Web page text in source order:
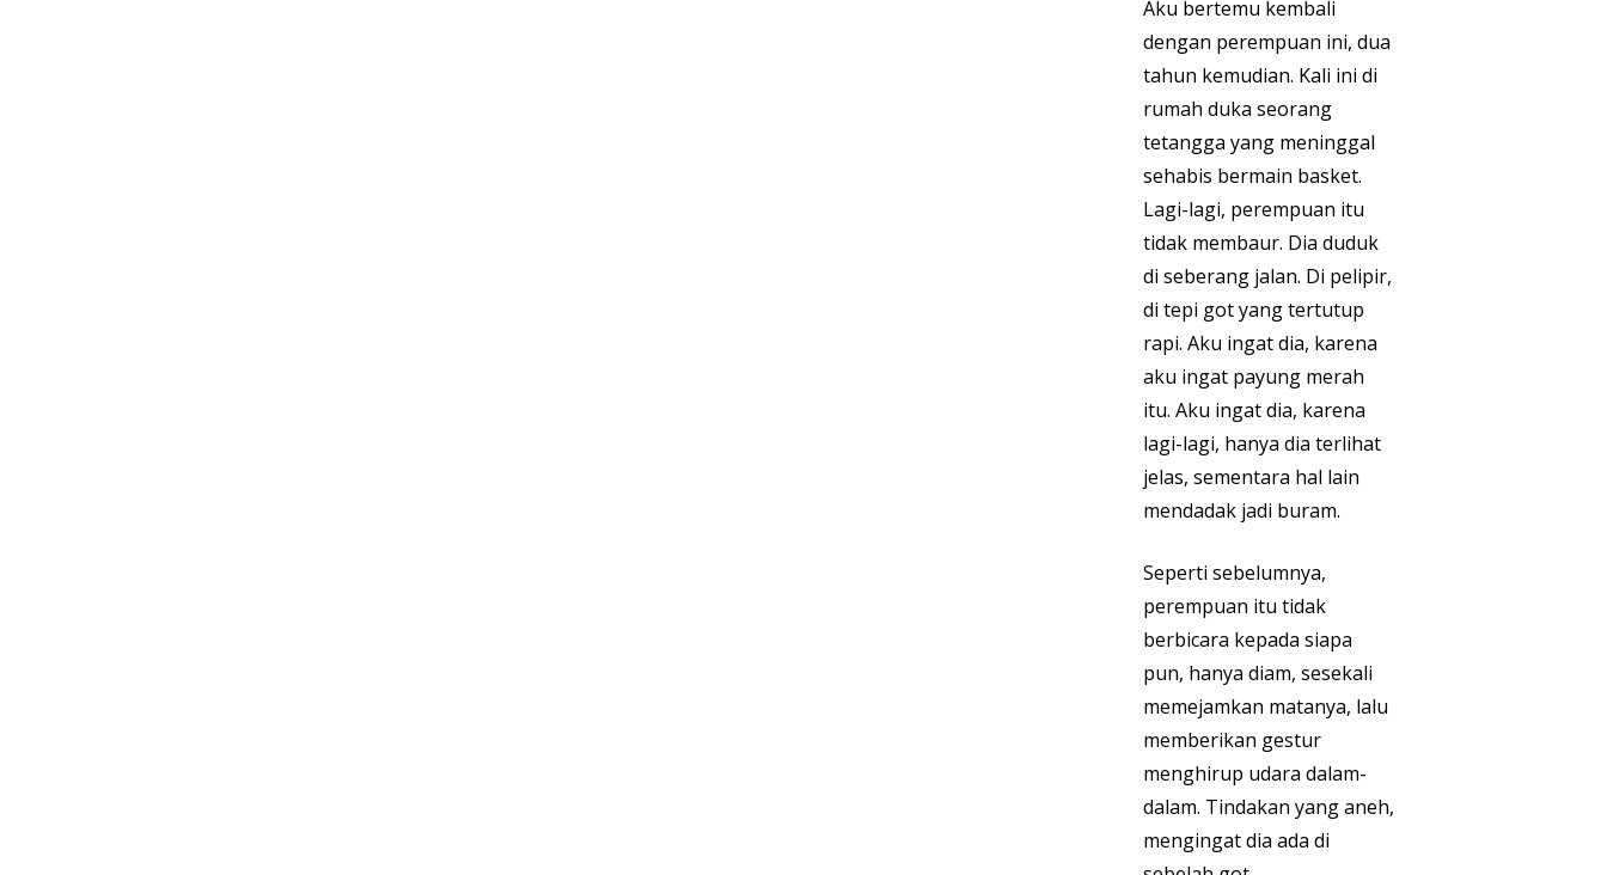
Aku bertemu kembali
dengan perempuan ini, dua
tahun kemudian. Kali ini di
rumah duka seorang
tetangga yang meninggal
sehabis bermain basket.
Lagi-lagi, perempuan itu
tidak membaur. Dia duduk
di seberang jalan. Di pelipir,
di tepi got yang tertutup
rapi. Aku ingat dia, karena
aku ingat payung merah
itu. Aku ingat dia, karena
lagi-lagi, hanya dia terlihat
jelas, sementara hal lain
mendadak jadi buram.
Seperti sebelumnya,
perempuan itu tidak
berbicara kepada siapa
pun, hanya diam, sesekali
memejamkan matanya, lalu
memberikan gestur
menghirup udara dalam-
dalam. Tindakan yang aneh,
mengingat dia ada di